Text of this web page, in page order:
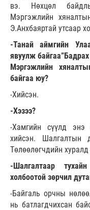
вэ. Нөхцөл
Мэргэжлийн
Э.Анхбаяртай утсаар
-Танай аймгийн
явуулж
Мэргэжлийн
байгаа юу?
-Хийсэн.
-Хэзээ?
-Хамгийн сүүлд энэ
хийсэн. Шалгалтын
Төлөө­лөгчдийн хуралд
-Шалгалтаар
холбоотой зөрчил
-Байгаль орчны
нь батлагдчихсан